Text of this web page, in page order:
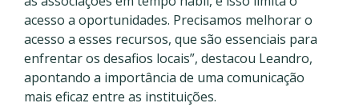
acesso a oportunidades. Precisamos melhorar o
acesso a esses recursos, que são essenciais para
enfrentar os desafios locais”, destacou Leandro,
apontando a importância de uma comunicação
mais eficaz entre as instituições.